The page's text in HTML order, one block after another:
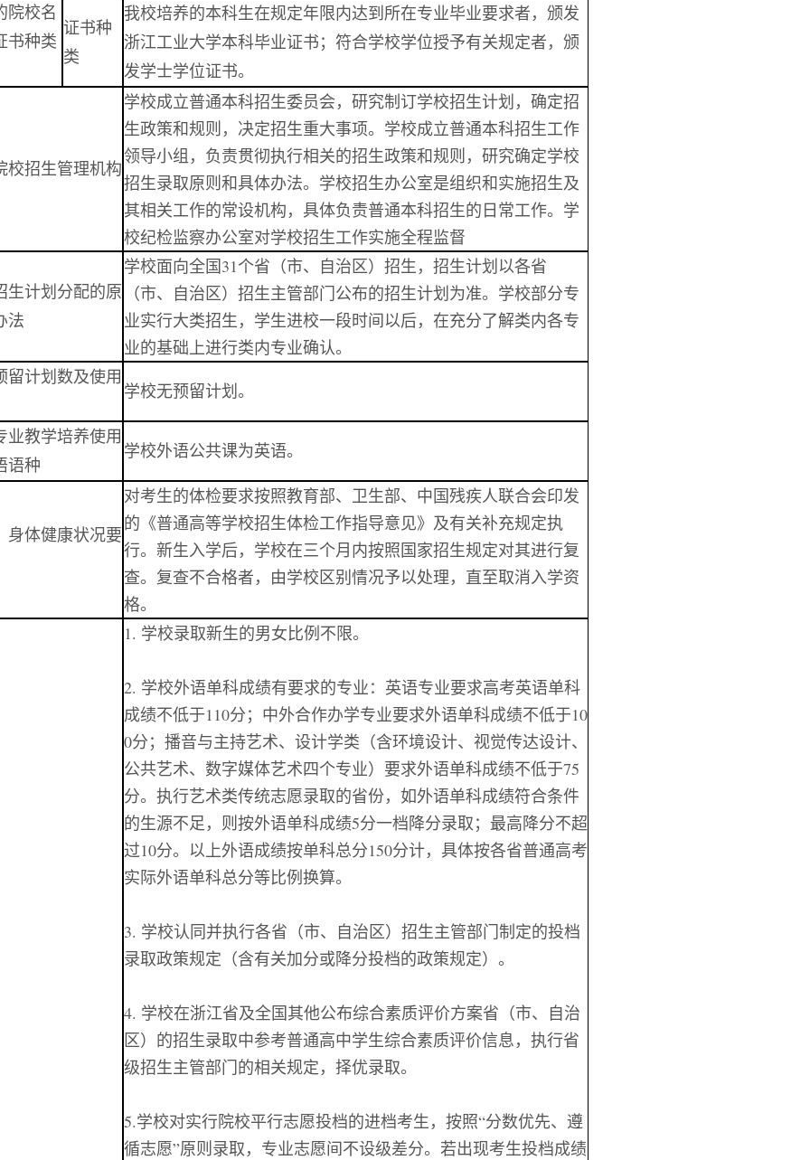
院校名
书种类
证书种
类
我校培养的本科生在规定年限内达到所在专业毕业要求者，颁发
浙江工业大学本科毕业证书；符合学校学位授予有关规定者，颁
发学士学位证书。
校招生管理机构
学校成立普通本科招生委员会，研究制订学校招生计划，确定招
生政策和规则，决定招生重大事项。学校成立普通本科招生工作
领导小组，负责贯彻执行相关的招生政策和规则，研究确定学校
招生录取原则和具体办法。学校招生办公室是组织和实施招生及
其相关工作的常设机构，具体负责普通本科招生的日常工作。学
校纪检监察办公室对学校招生工作实施全程监督
生计划分配的原
法
学校面向全国31个省（市、自治区）招生，招生计划以各省
（市、自治区）招生主管部门公布的招生计划为准。学校部分专
业实行大类招生，学生进校一段时间以后，在充分了解类内各专
业的基础上进行类内专业确认。
留计划数及使用
学校无预留计划。
业教学培养使用
语种
学校外语公共课为英语。
身体健康状况要
对考生的体检要求按照教育部、卫生部、中国残疾人联合会印发
的《普通高等学校招生体检工作指导意见》及有关补充规定执
行。新生入学后，学校在三个月内按照国家招生规定对其进行复
查。复查不合格者，由学校区别情况予以处理，直至取消入学资
格。
1. 学校录取新生的男女比例不限。
2. 学校外语单科成绩有要求的专业：英语专业要求高考英语单科
成绩不低于110分；中外合作办学专业要求外语单科成绩不低于10
0分；播音与主持艺术、设计学类（含环境设计、视觉传达设计、
公共艺术、数字媒体艺术四个专业）要求外语单科成绩不低于75
分。执行艺术类传统志愿录取的省份，如外语单科成绩符合条件
的生源不足，则按外语单科成绩5分一档降分录取；最高降分不超
过10分。以上外语成绩按单科总分150分计，具体按各省普通高考
实际外语单科总分等比例换算。
3. 学校认同并执行各省（市、自治区）招生主管部门制定的投档
录取政策规定 （含有关加分或降分投档的政策规定） 。
4. 学校在浙江省及全国其他公布综合素质评价方案省（市、自治
区）的招生录取中参考普通高中学生综合素质评价信息，执行省
级招生主管部门的相关规定，择优录取。
5.学校对实行院校平行志愿投档的进档考生，按照“分数优先、遵
循志愿”原则录取，专业志愿间不设级差分。若出现考生投档成绩